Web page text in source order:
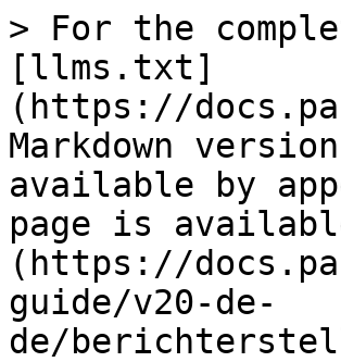
> For the
[llms.txt]
(https://
Markdown
available by
page is
(https://
guide/v20-de-
de/